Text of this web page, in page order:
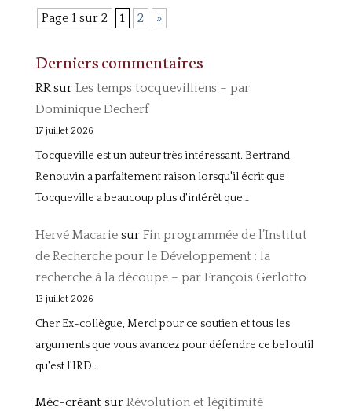
Page 1 sur 2 1 2 »
Derniers commentaires
RRsur Les temps tocquevilliens – par
Dominique Decherf
17 juillet 2026
Tocqueville est un auteur très intéressant. Bertrand
Renouvin a parfaitement raison lorsqu'il écrit que
Tocqueville a beaucoup plus d'intérêt que…
Hervé Macariesur Fin programmée de l’Institut
de Recherche pour le Développement : la
recherche à la découpe – par François Gerlotto
13 juillet 2026
Cher Ex-collègue, Merci pour ce soutien et tous les
arguments que vous avancez pour défendre ce bel outil
qu'est l'IRD…
Méc-créantsur Révolution et légitimité